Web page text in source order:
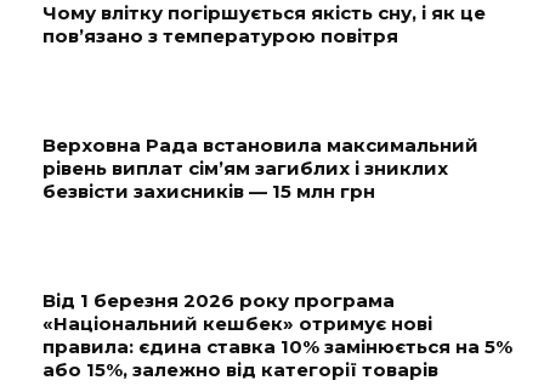
Чому влітку погіршується якість сну, і як це
пов’язано з температурою повітря
Верховна Рада встановила максимальний
рівень виплат сім’ям загиблих і зниклих
безвісти захисників — 15 млн грн
Від 1 березня 2026 року програма
«Національний кешбек» отримує нові
правила: єдина ставка 10% замінюється на 5%
або 15%, залежно від категорії товарів